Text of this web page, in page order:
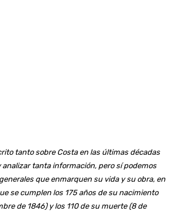
tanto sobre Costa en las últimas décadas
tanta información, pero sí podemos
que enmarquen su vida y su obra, en
se cumplen los 175 años de su nacimiento
de 1846) y los 110 de su muerte (8 de